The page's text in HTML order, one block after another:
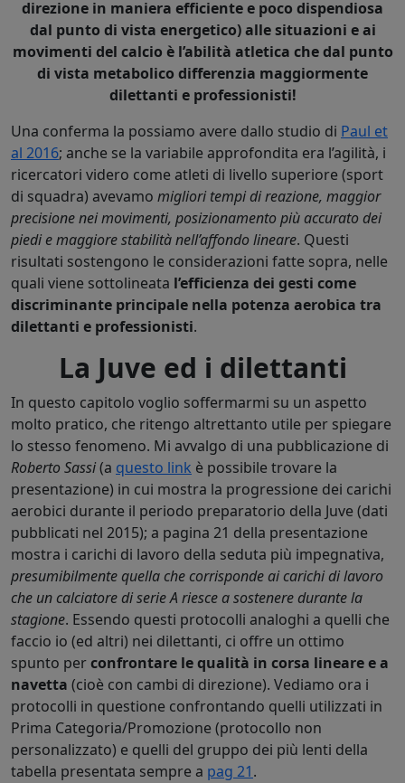
direzione in maniera efficiente e poco dispendiosa
dal punto di vista energetico) alle situazioni e ai
movimenti del calcio è l’abilità atletica che dal punto
di vista metabolico differenzia maggiormente
dilettanti e professionisti!
Una conferma la possiamo avere dallo studio di Paul et
al 2016; anche se la variabile approfondita era l’agilità, i
ricercatori videro come atleti di livello superiore (sport
di squadra) avevamo migliori tempi di reazione, maggior
precisione nei movimenti, posizionamento più accurato dei
piedi e maggiore stabilità nell’affondo lineare. Questi
risultati sostengono le considerazioni fatte sopra, nelle
quali viene sottolineata l’efficienza dei gesti come
discriminante principale nella potenza aerobica tra
dilettanti e professionisti.
La Juve ed i dilettanti
In questo capitolo voglio soffermarmi su un aspetto
molto pratico, che ritengo altrettanto utile per spiegare
lo stesso fenomeno. Mi avvalgo di una pubblicazione di
Roberto Sassi(a questo link è possibile trovare la
presentazione) in cui mostra la progressione dei carichi
aerobici durante il periodo preparatorio della Juve (dati
pubblicati nel 2015); a pagina 21 della presentazione
mostra i carichi di lavoro della seduta più impegnativa,
presumibilmente quella che corrisponde ai carichi di lavoro
che un calciatore di serie A riesce a sostenere durante la
stagione. Essendo questi protocolli analoghi a quelli che
faccio io (ed altri) nei dilettanti, ci offre un ottimo
spunto perconfrontare le qualità in corsa lineare e a
navetta (cioè con cambi di direzione). Vediamo ora i
protocolli in questione confrontando quelli utilizzati in
Prima Categoria/Promozione (protocollo non
personalizzato) e quelli del gruppo dei più lenti della
tabella presentata sempre a pag 21.